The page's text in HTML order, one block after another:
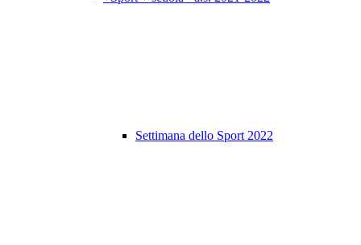
Settimana dello Sport 2022